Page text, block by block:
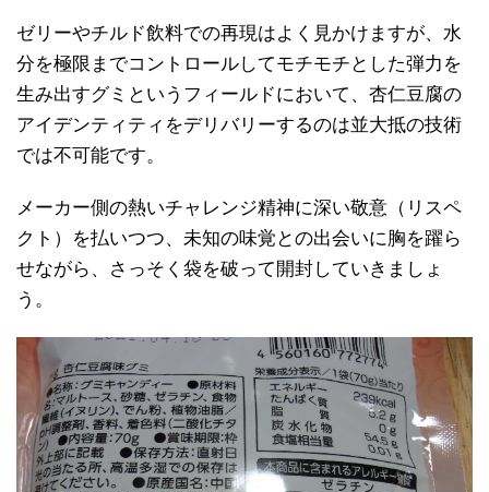
ゼリーやチルド飲料での再現はよく見かけますが、水
分を極限までコントロールしてモチモチとした弾力を
生み出すグミというフィールドにおいて、杏仁豆腐の
アイデンティティをデリバリーするのは並大抵の技術
では不可能です。
メーカー側の熱いチャレンジ精神に深い敬意（リスペ
クト）を払いつつ、未知の味覚との出会いに胸を躍ら
せながら、さっそく袋を破って開封していきましょ
う。